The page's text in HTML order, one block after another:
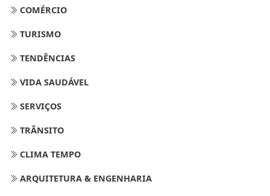
COMÉRCIO
TURISMO
TENDÊNCIAS
VIDA SAUDÁVEL
SERVIÇOS
TRÂNSITO
CLIMA TEMPO
ARQUITETURA & ENGENHARIA